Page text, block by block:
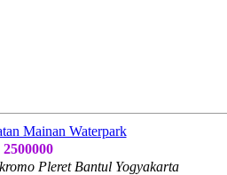
Mainan Waterpark
2500000
Pleret Bantul Yogyakarta